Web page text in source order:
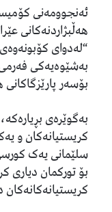
ئەنجوومەنى
هەڵبژاردنەکانى
“لەدواى
بەشێوەیەکى
بۆسەر
بەگوێرەى
کریستیانەکان و
سلێمانى یەک
بۆ تورکمان
کریستیانەکانەکان